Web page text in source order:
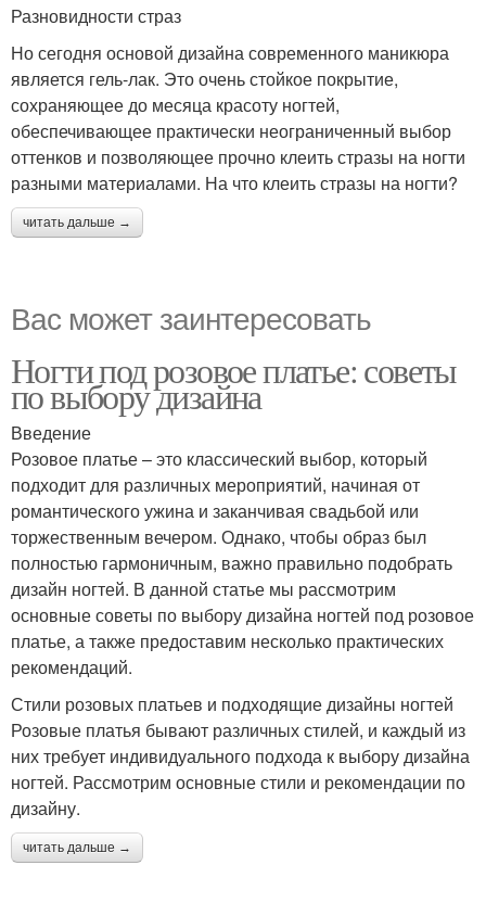
Разновидности страз
Но сегодня основой дизайна современного маникюра
является гель-лак. Это очень стойкое покрытие,
сохраняющее до месяца красоту ногтей,
обеспечивающее практически неограниченный выбор
оттенков и позволяющее прочно клеить стразы на ногти
разными материалами. На что клеить стразы на ногти?
читать дальше →
Вас может заинтересовать
Ногти под розовое платье: советы
по выбору дизайна
Введение
Розовое платье – это классический выбор, который
подходит для различных мероприятий, начиная от
романтического ужина и заканчивая свадьбой или
торжественным вечером. Однако, чтобы образ был
полностью гармоничным, важно правильно подобрать
дизайн ногтей. В данной статье мы рассмотрим
основные советы по выбору дизайна ногтей под розовое
платье, а также предоставим несколько практических
рекомендаций.
Стили розовых платьев и подходящие дизайны ногтей
Розовые платья бывают различных стилей, и каждый из
них требует индивидуального подхода к выбору дизайна
ногтей. Рассмотрим основные стили и рекомендации по
дизайну.
читать дальше →